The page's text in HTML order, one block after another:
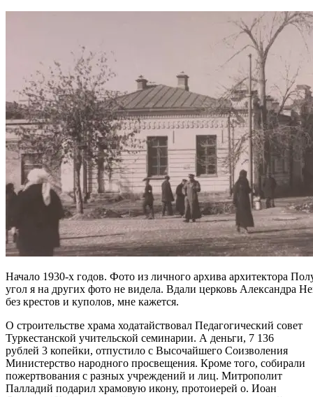
Начало 1930-х годов. Фото из личного архива архитектора
угол я на других фото не видела. Вдали церковь Александра
без крестов и куполов, мне кажется.
О строительстве храма ходатайствовал Педагогический совет
Туркестанской учительской семинарии. А деньги, 7 136
рублей 3 копейки, отпустило с Высочайшего Соизволения
Министерство народного просвещения. Кроме того, собирали
пожертвования с разных учреждений и лиц. Митрополит
Палладий подарил храмовую икону, протоиерей о. Иоан